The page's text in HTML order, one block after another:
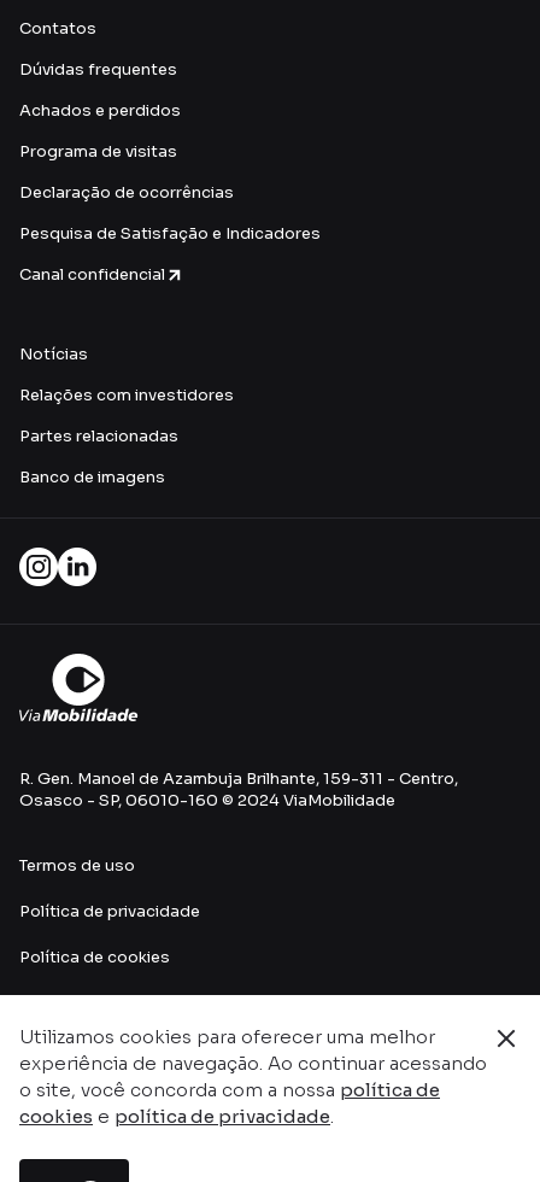
Utilizamos cookies para oferecer uma melhor
experiência de navegação. Ao continuar acessando
o site, você concorda com a nossa política de
cookies e política de privacidade.
Contatos
Dúvidas frequentes
Achados e perdidos
Programa de visitas
Declaração de ocorrências
Pesquisa de Satisfação e Indicadores
Canal confidencial
Notícias
Relações com investidores
Partes relacionadas
Banco de imagens
R. Gen. Manoel de Azambuja Brilhante, 159-311 - Centro,
Osasco - SP, 06010-160 © 2024 ViaMobilidade
Termos de uso
Política de privacidade
Política de cookies